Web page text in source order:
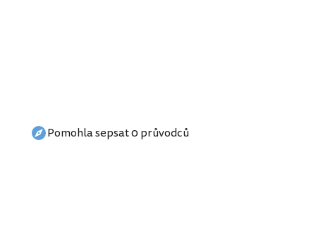
Pomohla sepsat 0 průvodců